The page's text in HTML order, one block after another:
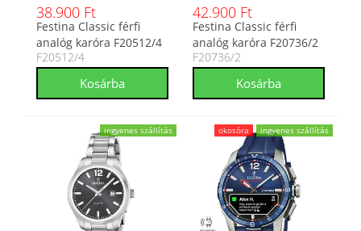
38.900 Ft
Festina Classic férfi
analóg karóra F20512/4
F20512/4
42.900 Ft
Festina Classic férfi
analóg karóra F20736/2
F20736/2
ingyenes szállítás okosóra ingyenes szállítás